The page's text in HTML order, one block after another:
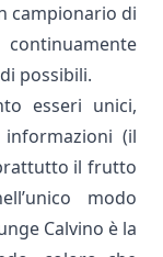
campionario di
possibili.
esseri unici,
(il
il frutto
modo
Calvino è la